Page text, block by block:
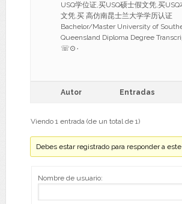
USQ学位证,买USQ硕士假文凭,买USQ
文凭,买 高仿南昆士兰大学学历认证
Bachelor/Master University of
Queensland Diploma Degree
☏⊙۰
Autor Entradas
Viendo 1 entrada (de un total de 1)
Debes estar registrado para responder a
Nombre de usuario: